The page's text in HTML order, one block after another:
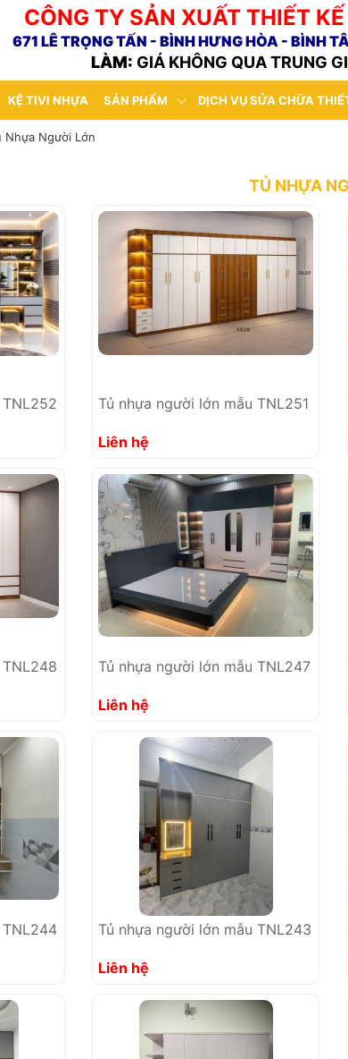
CÔNG TY SẢN XUẤT THIẾT
671 LÊ TRỌNG TẤN - BÌNH HƯNG HÒA - BÌNH
LÀM: GIÁ KHÔNG QUA TRUNG
KỆ TIVI NHỰA SẢN PHẨM DỊCH VỤ SỬA CHỮA
Nhựa Người Lớn
TỦ NHỰA
Tủ nhựa người lớn mẫu TNL251
Liên hệ
Tủ nhựa người lớn mẫu TNL247
Liên hệ
Tủ nhựa người lớn mẫu TNL243
Liên hệ